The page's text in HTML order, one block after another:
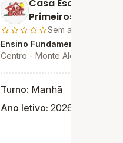
Casa Escola
Primeiros Passos
Sem avaliações
Ensino Fundamental II
Centro - Monte Alegre de
Turno: Manhã
Ano letivo: 2026